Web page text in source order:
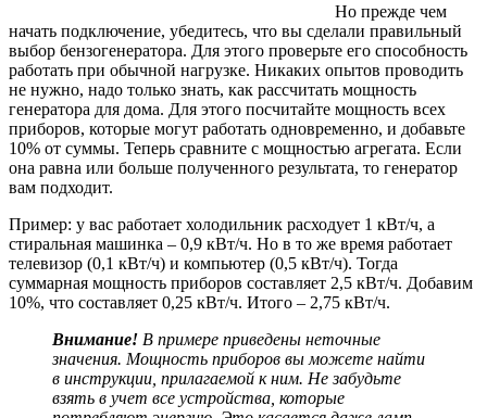
Но прежде чем
начать подключение, убедитесь, что вы сделали правильный
выбор бензогенератора. Для этого проверьте его способность
работать при обычной нагрузке. Никаких опытов проводить
не нужно, надо только знать, как рассчитать мощность
генератора для дома. Для этого посчитайте мощность всех
приборов, которые могут работать одновременно, и добавьте
10% от суммы. Теперь сравните с мощностью агрегата. Если
она равна или больше полученного результата, то генератор
вам подходит.
Пример: у вас работает холодильник расходует 1 кВт/ч, а
стиральная машинка – 0,9 кВт/ч. Но в то же время работает
телевизор (0,1 кВт/ч) и компьютер (0,5 кВт/ч). Тогда
суммарная мощность приборов составляет 2,5 кВт/ч. Добавим
10%, что составляет 0,25 кВт/ч. Итого – 2,75 кВт/ч.
Внимание! В примере приведены неточные
значения. Мощность приборов вы можете найти
в инструкции, прилагаемой к ним. Не забудьте
взять в учет все устройства, которые